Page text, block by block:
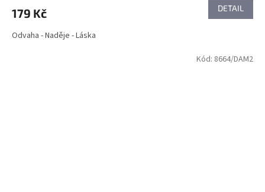
179 Kč DETAIL
Odvaha - Naděje - Láska
Kód: 8664/DAM2